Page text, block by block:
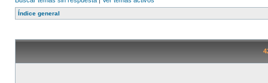
Índice general